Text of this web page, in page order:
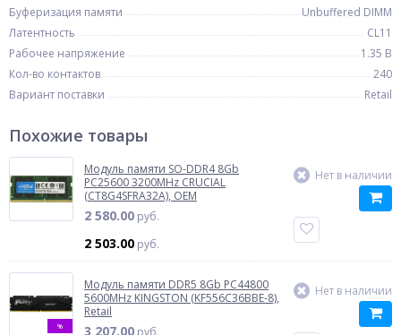
Буферизация памяти
Unbuffered DIMM
Латентность
CL11
Рабочее напряжение
1.35 В
Кол-во контактов
240
Вариант поставки
Retail
Похожие товары
Модуль памяти SO-DDR4 8Gb
PC25600 3200MHz CRUCIAL
(CT8G4SFRA32A), OEM
2 580.00 руб.
2 503.00 руб.
Нет в наличии
%
Модуль памяти DDR5 8Gb PC44800
5600MHz KINGSTON (KF556C36BBE-8),
Retail
3 207.00 руб.
Нет в наличии